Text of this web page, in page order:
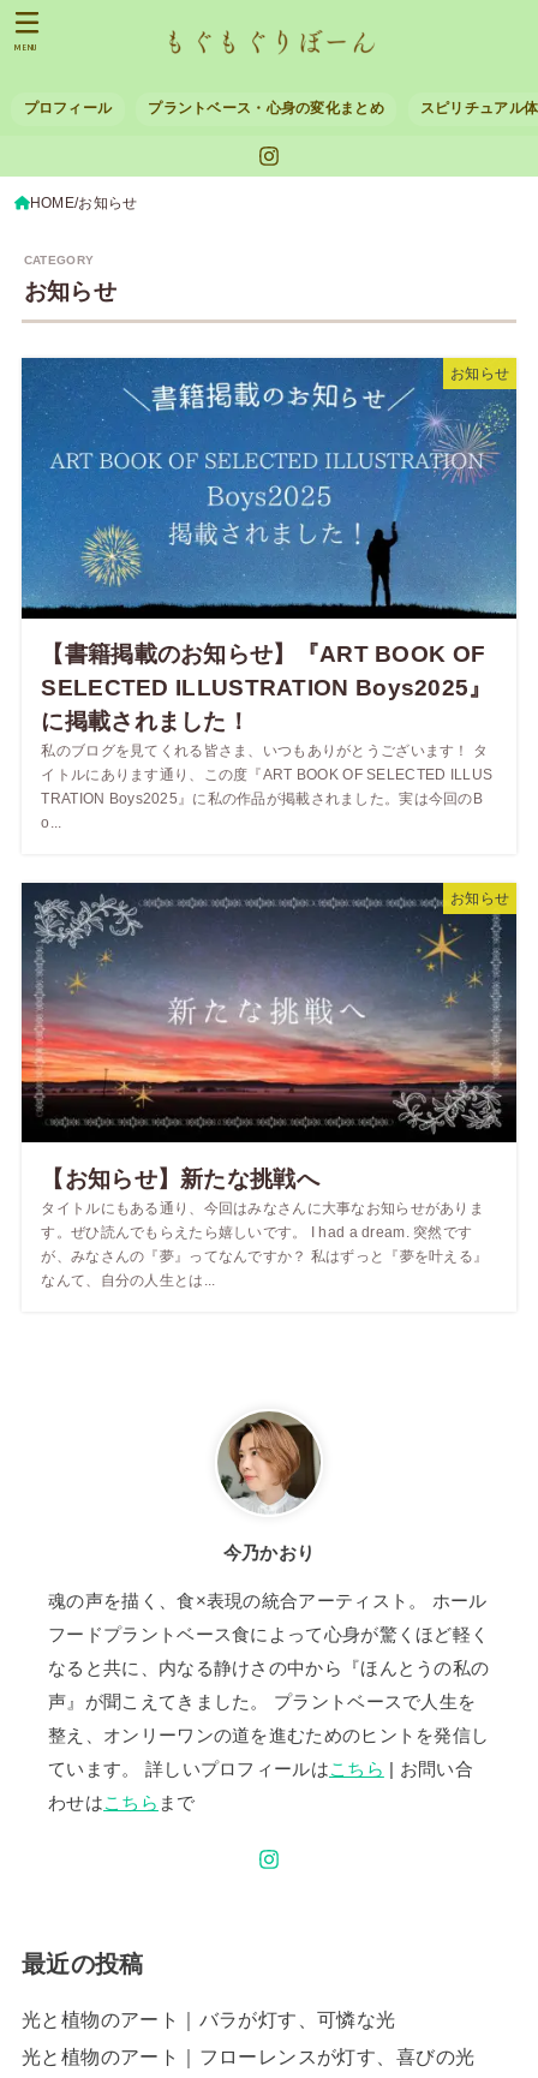
プロフィール プラントベース・心身の変化まとめ スピリチュアル
MENU
HOME お知らせ
お知らせ
お知らせ
【書籍掲載のお知らせ】『ART BOOK OF
SELECTED ILLUSTRATION Boys2025』
に掲載されました！
私のブログを見てくれる皆さま、いつもありがとうございます！ タ
イトルにあります通り、この度『ART BOOK OF SELECTED ILLUS
TRATION Boys2025』に私の作品が掲載されました。実は今回のB
o...
お知らせ
【お知らせ】新たな挑戦へ
タイトルにもある通り、今回はみなさんに大事なお知らせがありま
す。ぜひ読んでもらえたら嬉しいです。 I had a dream. 突然です
が、みなさんの『夢』ってなんですか？ 私はずっと『夢を叶える』
なんて、自分の人生とは...
今乃かおり
魂の声を描く、食×表現の統合アーティスト。 ホール
フードプラントベース食によって心身が驚くほど軽く
なると共に、内なる静けさの中から『ほんとうの私の
声』が聞こえてきました。 プラントベースで人生を
整え、オンリーワンの道を進むためのヒントを発信し
ています。 詳しいプロフィールはこちら
| お問い合
わせはこちら まで
最近の投稿
光と植物のアート｜バラが灯す、可憐な光
光と植物のアート｜フローレンスが灯す、喜びの光